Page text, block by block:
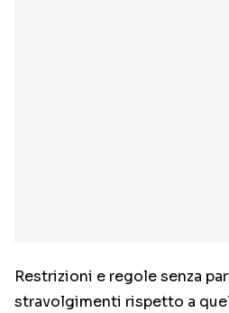
Restrizioni e regole senza
stravolgimenti rispetto a